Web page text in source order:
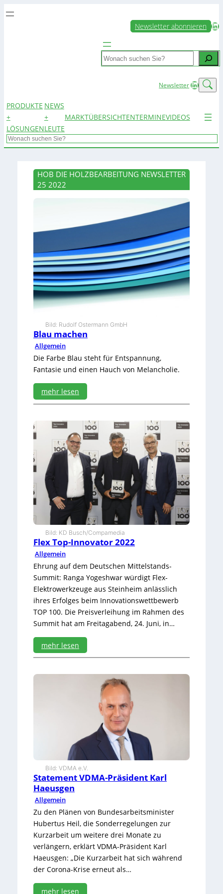
Newsletter abonnieren LinkedIn
Search
NewsletterLinkedIn
PRODUKTE
+
LÖSUNGEN
NEWS
+
LEUTE
MARKTÜBERSICHTENTERMINEVIDEOS
Search
HOB DIE HOLZBEARBEITUNG NEWSLETTER
25 2022
Bild: Rudolf Ostermann GmbH
Blau machen
Allgemein
Die Farbe Blau steht für Entspannung,
Fantasie und einen Hauch von Melancholie.
mehr lesen
:
l
a
u
m
a
c
e
n
Bild: KD Busch/Compamedia
Flex Top-Innovator 2022
Allgemein
Ehrung auf dem Deutschen Mittelstands-
Summit: Ranga Yogeshwar würdigt Flex-
Elektrowerkzeuge aus Steinheim anlässlich
ihres Erfolges beim Innovationswettbewerb
TOP 100. Die Preisverleihung im Rahmen des
Summit hat am Freitagabend, 24. Juni, in…
mehr lesen
:
l
v
a
o
r
2
0
2
2
Bild: VDMA e.V.
Statement VDMA-Präsident Karl
Haeusgen
Allgemein
Zu den Plänen von Bundesarbeitsminister
Hubertus Heil, die Sonderregelungen zur
Kurzarbeit um weitere drei Monate zu
verlängern, erklärt VDMA-Präsident Karl
Haeusgen: „Die Kurzarbeit hat sich während
der Corona-Krise erneut als…
mehr lesen